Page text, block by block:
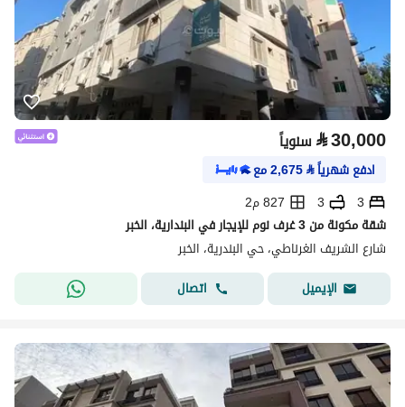
⃁30,000 سنوياً
ادفع شهرياً⃁
2,675مع
3
3
827 م2
شقة مكونة من 3 غرف نوم للإيجار في البندارية، الخبر
شارع الشريف الغرناطي، حي البندرية، الخبر
الإيميل
اتصال